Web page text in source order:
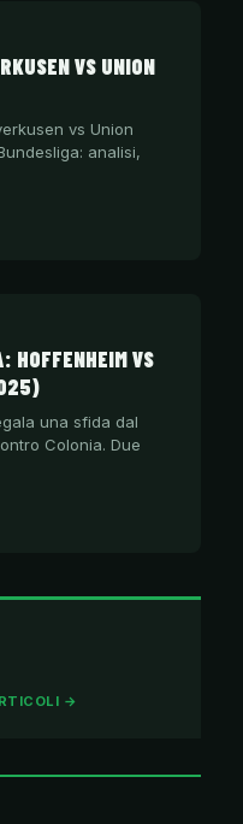
VS UNION
vs Union
analisi,
HOFFENHEIM VS
una sfida dal
Colonia. Due
→